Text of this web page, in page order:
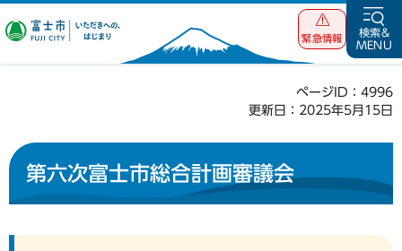
富士市 いただ
緊急情報
検索&
MENU
ページID：4996
更新日：2025年5月15日
第六次富士市総合計画審議会